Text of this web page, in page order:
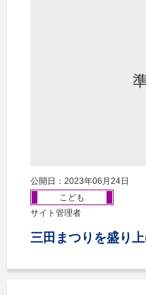
公開日：2023年06月24日
こども
サイト管理者
三田まつりを盛り